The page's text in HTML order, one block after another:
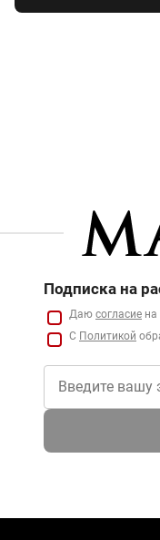
Подписка на
Даю согласие на
С Политикой